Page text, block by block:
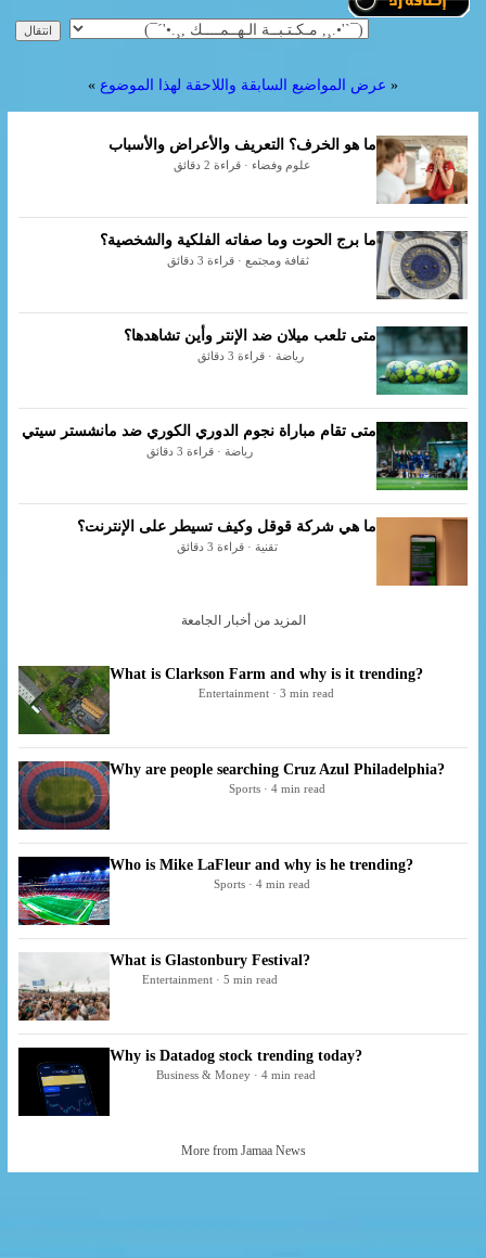
« عرض المواضيع السابقة واللاحقة لهذا الموضوع »
ما هو الخرف؟ التعريف والأعراض والأسباب
علوم وفضاء · قراءة 2 دقائق
ما برج الحوت وما صفاته الفلكية والشخصية؟
ثقافة ومجتمع · قراءة 3 دقائق
متى تلعب ميلان ضد الإنتر وأين تشاهدها؟
رياضة · قراءة 3 دقائق
متى تقام مباراة نجوم الدوري الكوري ضد مانشستر سيتي
رياضة · قراءة 3 دقائق
ما هي شركة قوقل وكيف تسيطر على الإنترنت؟
تقنية · قراءة 3 دقائق
المزيد من أخبار الجامعة
What is Clarkson Farm and why is it trending?
Entertainment · 3 min read
Why are people searching Cruz Azul Philadelphia?
Sports · 4 min read
Who is Mike LaFleur and why is he trending?
Sports · 4 min read
What is Glastonbury Festival?
Entertainment · 5 min read
Why is Datadog stock trending today?
Business & Money · 4 min read
More from Jamaa News